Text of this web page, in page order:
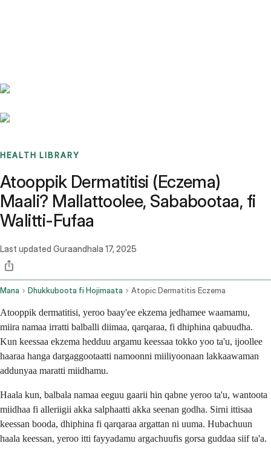
HEALTH LIBRARY
Atooppik Dermatitisi (Eczema)
Maali? Mallattoolee, Sababootaa, fi
Walitti-Fufaa
Last updated Guraandhala 17, 2025
Mana Dhukkuboota fi Hojimaata Atopic Dermatitis Eczema
Atooppik dermatitisi, yeroo baay'ee ekzema jedhamee waamamu,
miira namaa irratti balballi diimaa, qarqaraa, fi dhiphina qabuudha.
Kun keessaa ekzema hedduu argamu keessaa tokko yoo ta'u, ijoollee
haaraa hanga dargaggootaatti namoonni miiliyoonaan lakkaawaman
addunyaa maratti miidhamu.
Haala kun, balbala namaa eeguu gaarii hin qabne yeroo ta'u, wantoota
miidhaa fi alleriigii akka salphaatti akka seenan godha. Sirni ittisaa
keessan booda, dhiphina fi qarqaraa argattan ni uuma. Hubachuun
haala keessan, yeroo itti fayyadamu argachuufis gorsa guddaa siif ta'a.